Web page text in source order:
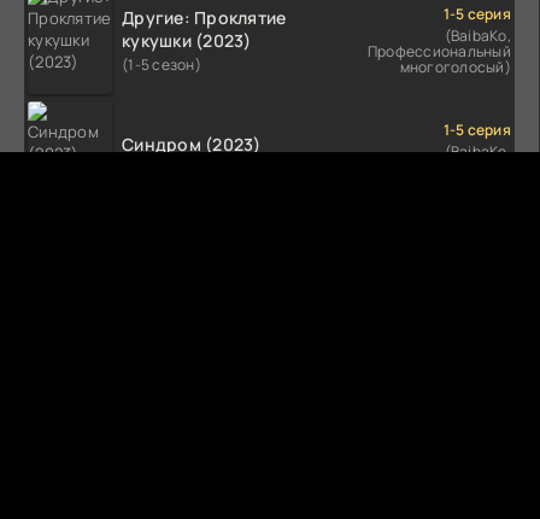
Другие: Проклятие
кукушки (2023)
(1-5 сезон)
1-5 серия
(BaibaKo,
Профессиональный
многоголосый)
Синдром (2023)
1-5 серия
(BaibaKo,